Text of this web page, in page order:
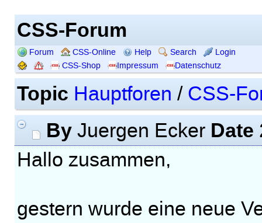
CSS-Forum
Forum CSS-Online Help Search
Login
CSS-Shop
Impressum Datenschutz
Topic Hauptforen / CSS-
ByJuergen Ecker Date
Hallo zusammen,
gestern wurde eine neue